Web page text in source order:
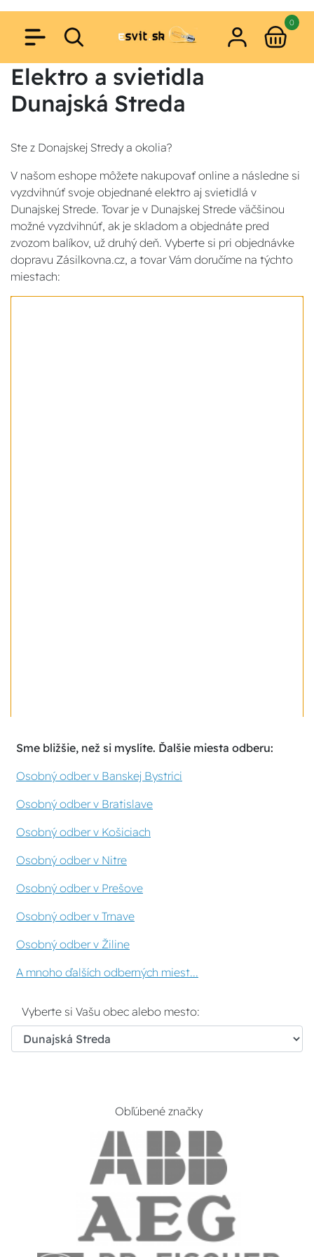
0
Elektro a svietidla
Dunajská Streda
Ste z Donajskej Stredy a okolia?
V našom eshope môžete nakupovať online a následne si
vyzdvihnúť svoje objednané elektro aj svietidlá v
Dunajskej Strede. Tovar je v Dunajskej Strede väčšinou
možné vyzdvihnúť, ak je skladom a objednáte pred
zvozom balíkov, už druhý deň. Vyberte si pri objednávke
dopravu Zásilkovna.cz, a tovar Vám doručíme na týchto
miestach:
Sme bližšie, než si myslíte. Ďalšie miesta odberu:
Osobný odber v Banskej Bystrici
Osobný odber v Bratislave
Osobný odber v Košiciach
Osobný odber v Nitre
Osobný odber v Prešove
Osobný odber v Trnave
Osobný odber v Žiline
A mnoho ďalších odberných miest...
Vyberte si Vašu obec alebo mesto:
Obľúbené značky